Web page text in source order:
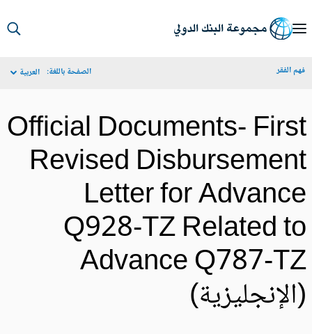
الفقر الصفحة باللغة: العربية
Official Documents-
Revised
Letter for
Q928-TZ Related
Advance Q787-